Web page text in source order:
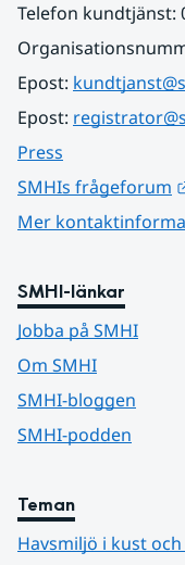
Telefon kundtjänst:
Epost:
Epost:
Press
SMHIs frågeforum
Mer
SMHI-länkar
Jobba på SMHI
Om SMHI
SMHI-bloggen
SMHI-podden
Teman
Havsmiljö i kust